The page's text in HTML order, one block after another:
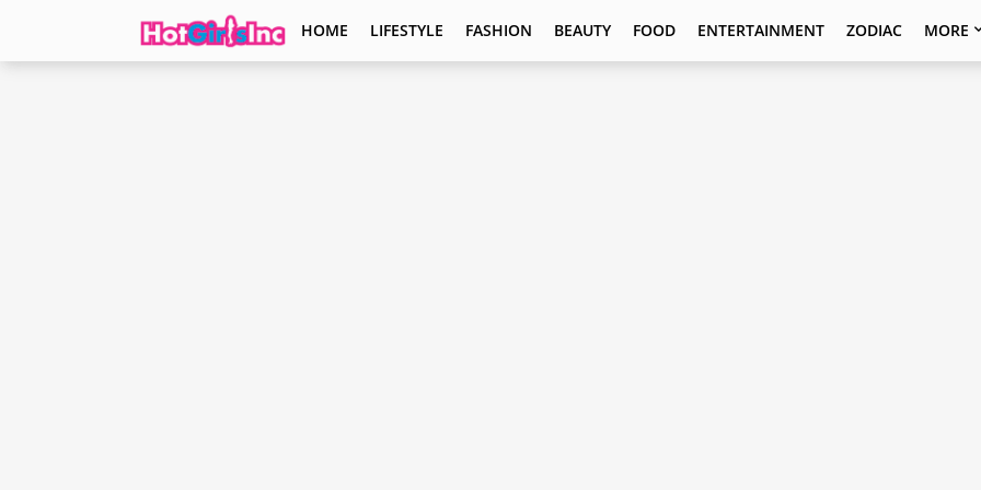
HOME LIFESTYLE FASHION BEAUTY FOOD ENTERTAINMENT ZODIAC MORE